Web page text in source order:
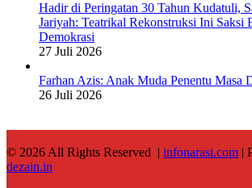
Hadir di Peringatan 30 Tahun Kudatuli,
Jariyah: Teatrikal Rekonstruksi Ini Saksi
Demokrasi
27 Juli 2026
Farhan Azis: Anak Muda Penentu Masa
26 Juli 2026
© 2026 All Rights Reserved | infonarasi.com |
dezain.in